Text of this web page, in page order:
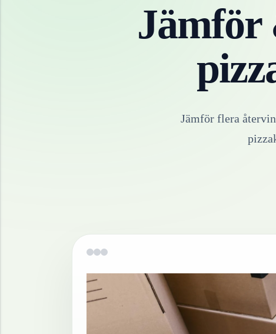
Jämför
Jämför flera